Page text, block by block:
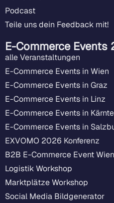
Podcast
Teile uns dein Feedback mit!
E-Commerce Events
alle Veranstaltungen
E-Commerce Events in Wien
E-Commerce Events in Graz
E-Commerce Events in Linz
E-Commerce Events in
E-Commerce Events in
EXVOMO 2026 Konferenz
B2B E-Commerce Event Wien
Logistik Workshop
Marktplätze Workshop
Social Media Bildgenerator